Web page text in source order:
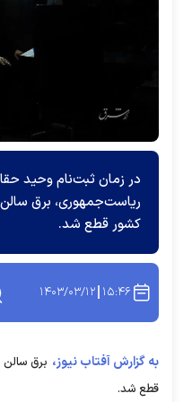
در زمان ثبت‌نام وحید
ریاست‌جمهوری، برق سالن
کشور قطع شد.
۱۵:۴۶ ۱۴۰۳/۰۳/۱۲
به گزارش آفتاب نیوز، برق سالن
قطع شد.